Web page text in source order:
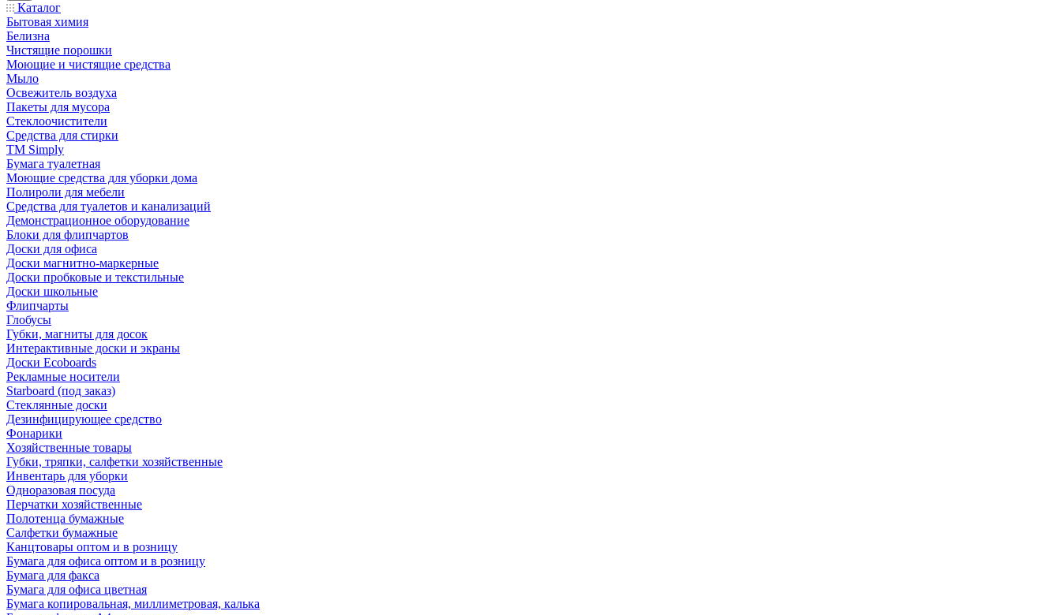
Каталог
Бытовая химия
Белизна
Чистящие порошки
Моющие и чистящие средства
Мыло
Освежитель воздуха
Пакеты для мусора
Стеклоочистители
Средства для стирки
TM Simply
Бумага туалетная
Моющие средства для уборки дома
Полироли для мебели
Средства для туалетов и канализаций
Демонстрационное оборудование
Блоки для флипчартов
Доски для офиса
Доски магнитно-маркерные
Доски пробковые и текстильные
Доски школьные
Флипчарты
Глобусы
Губки, магниты для досок
Интерактивные доски и экраны
Доски Ecoboards
Рекламные носители
Starboard (под заказ)
Стеклянные доски
Дезинфицирующее средство
Фонарики
Хозяйственные товары
Губки, тряпки, салфетки хозяйственные
Инвентарь для уборки
Одноразовая посуда
Перчатки хозяйственные
Полотенца бумажные
Салфетки бумажные
Канцтовары оптом и в розницу
Бумага для офиса оптом и в розницу
Бумага для факса
Бумага для офиса цветная
Бумага копировальная, миллиметровая, калька